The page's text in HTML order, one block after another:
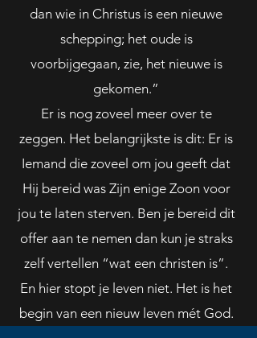
dan wie in Christus is een nieuwe
schepping; het oude is
voorbijgegaan, zie, het nieuwe is
gekomen.”
Er is nog zoveel meer over te
zeggen. Het belangrijkste is dit: Er is
Iemand die zoveel om jou geeft dat
Hij bereid was Zijn enige Zoon voor
jou te laten sterven. Ben je bereid dit
offer aan te nemen dan kun je straks
zelf vertellen “wat een christen is”.
En hier stopt je leven niet. Het is het
begin van een nieuw leven mét God.